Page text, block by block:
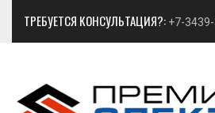
ТРЕБУЕТСЯ КОНСУЛЬТАЦИЯ?: +7-